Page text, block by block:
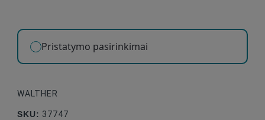
Pristatymo pasirinkimai
WALTHER
SKU: 37747